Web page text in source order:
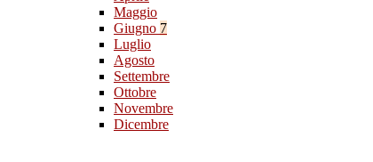
Maggio
Giugno 7
Luglio
Agosto
Settembre
Ottobre
Novembre
Dicembre